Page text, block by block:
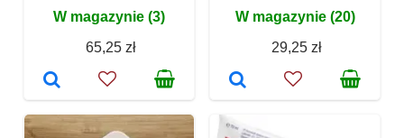
W magazynie (3)
65,25 zł
W magazynie (20)
29,25 zł